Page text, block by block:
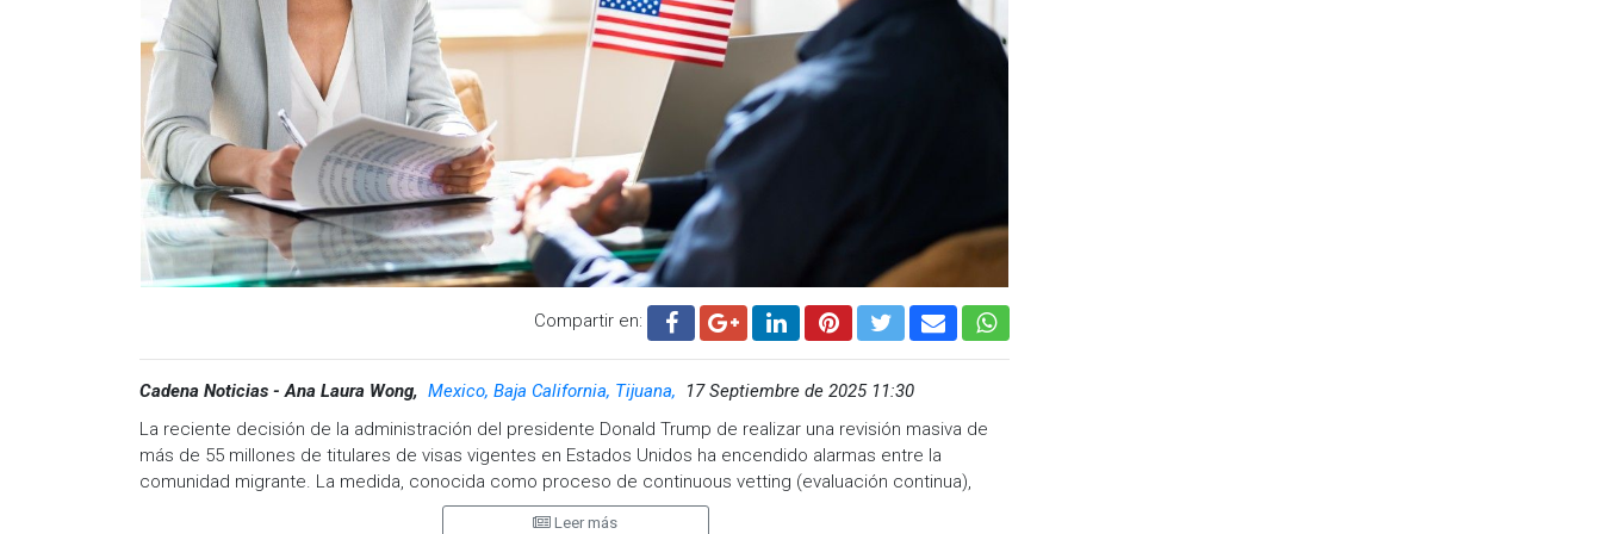
Compartir en:
Cadena Noticias - Ana Laura Wong, Mexico, Baja California, Tijuana,
17 Septiembre de 2025 11:30
La reciente decisión de la administración del presidente Donald Trump de realizar una revisión masiva de
más de 55 millones de titulares de visas vigentes en Estados Unidos ha encendido alarmas entre la
comunidad migrante. La medida, conocida como proceso de continuous vetting (evaluación continua),
busca identificar posibles violaciones a las condiciones migratorias que puedan derivar en la revocación
Leer más